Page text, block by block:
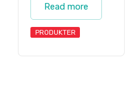
Read more
PRODUKTER